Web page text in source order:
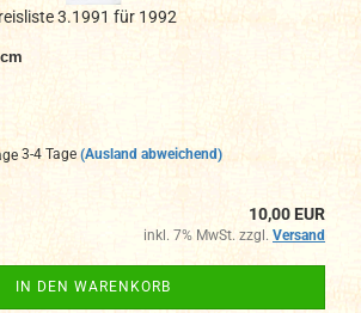
3.1991 für 1992
3-4 Tage (Ausland abweichend)
10,00 EUR
inkl. 7% MwSt. zzgl. Versand
IN DEN WARENKORB